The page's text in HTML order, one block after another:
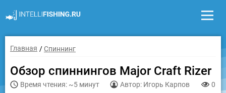
Главная Спиннинг
Обзор спиннингов Major Craft Rizer
Время чтения: ~5 минут Автор: Игорь Карпов 0